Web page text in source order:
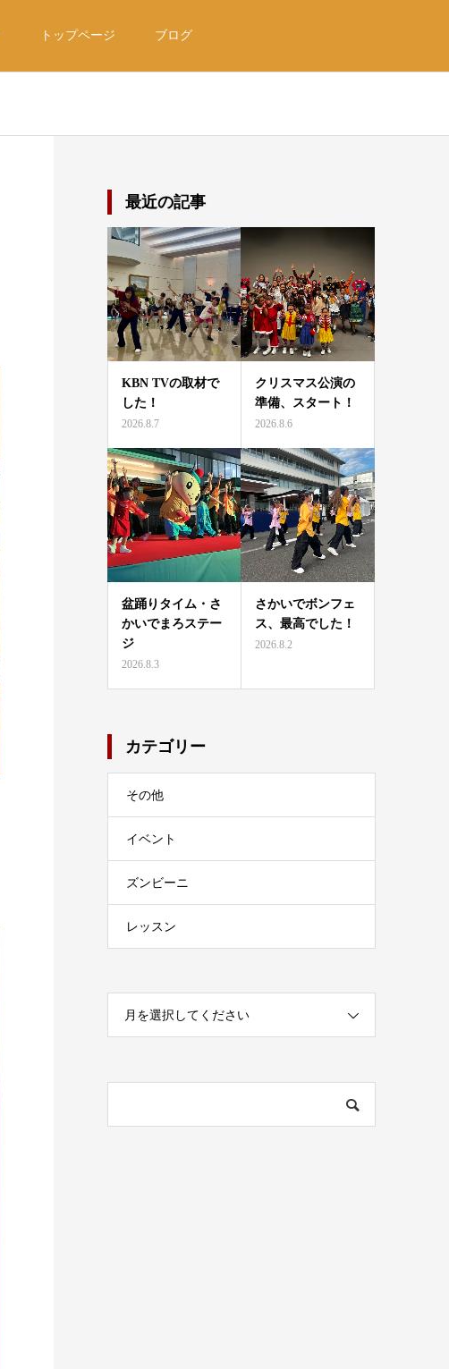
トップページ ブログ
最近の記事
KBN TVの取材で
した！
2026.8.7
クリスマス公演の
準備、スタート！
2026.8.6
盆踊りタイム・さ
かいでまろステー
ジ
2026.8.3
さかいでボンフェ
ス、最高でした！
2026.8.2
カテゴリー
その他
イベント
ズンビーニ
レッスン
月を選択してください